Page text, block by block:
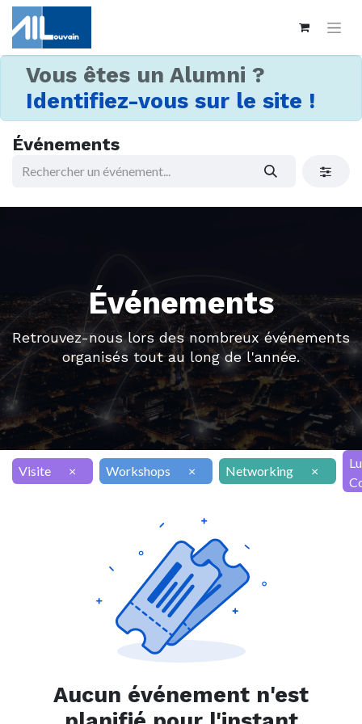
Vous êtes un Alumni ?
Identifiez-vous sur le site !
Événements
Événements
Retrouvez-nous lors des nombreux événements
organisés tout au long de l'année.
Visite × Workshops × Networking ×
Aucun événement n'est